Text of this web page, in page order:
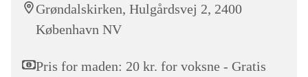
Grøndalskirken, Hulgårdsvej 2, 2400
København NV
Pris for maden: 20 kr. for voksne - Gratis